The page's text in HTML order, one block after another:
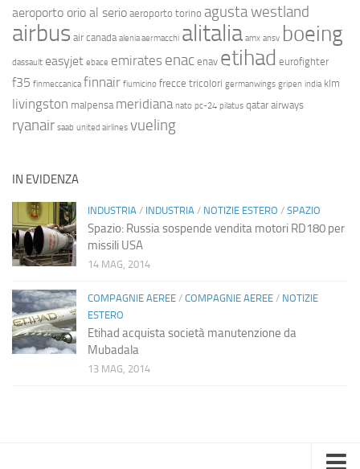
aeroporto orio al serio aeroporto torino agusta westland
airbus air canada alenia aermacchi alitalia amx ansv boeing
dassault easyjet ebace emirates enac enav etihad eurofighter
f35 finmeccanica finnair fiumicino frecce tricolori germanwings gripen india klm
livingston malpensa meridiana nato pc-24 pilatus qatar airways
ryanair saab united airlines vueling
IN EVIDENZA
INDUSTRIA / INDUSTRIA / NOTIZIE ESTERO / SPAZIO
Spazio: Russia sospende vendita motori RD180 per
missili USA
14 MAG, 2014
COMPAGNIE AEREE / COMPAGNIE AEREE / NOTIZIE
ESTERO
Etihad acquista società manutenzione da
Mubadala
13 MAG, 2014